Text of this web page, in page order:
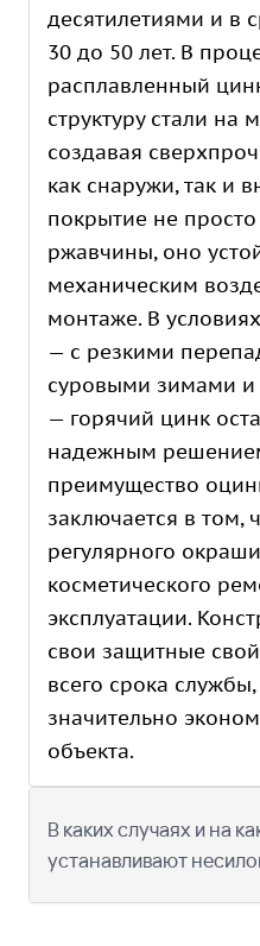
десятилетиями и в
30 до 50 лет. В
расплавленный
структуру стали на
создавая
как снаружи, так и
покрытие не
ржавчины, оно
механическим
монтаже. В
— с резкими
суровыми зимами
— горячий цинк
надежным
преимущество
заключается в том,
регулярного
косметического
эксплуатации.
свои защитные
всего срока
значительно
объекта.
В каких случаях и на
устанавливают